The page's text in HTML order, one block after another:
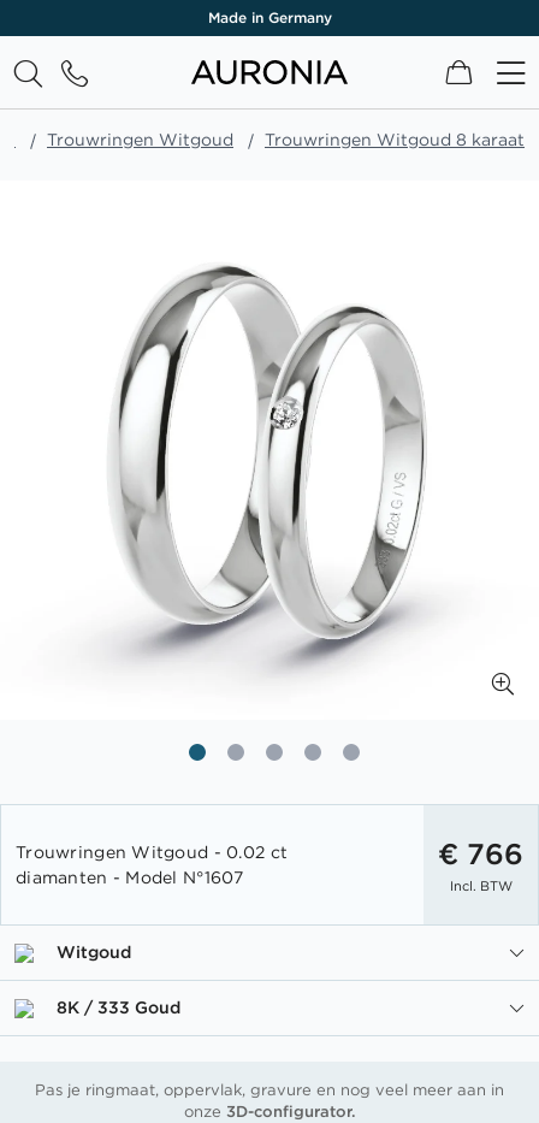
Made in Germany
Trouwringen Witgoud Trouwringen Witgoud 8 karaat
het
begin
de
afbeeldingen-
Trouwringen Witgoud - 0.02 ct
diamanten - Model N°1607
€ 766
Incl. BTW
Witgoud
8K / 333 Goud
Pas je ringmaat, oppervlak, gravure en nog veel meer aan in
onze 3D-configurator.